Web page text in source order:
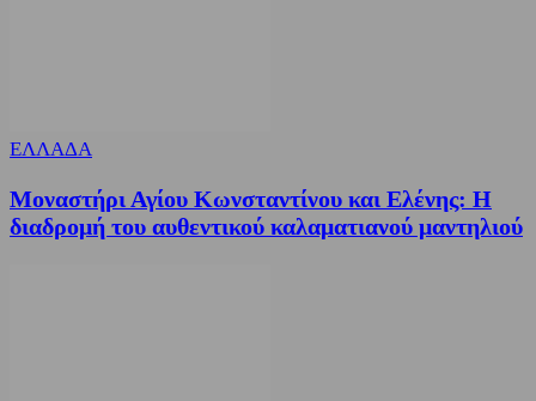
ΕΛΛΑΔΑ
Μοναστήρι Αγίου Κωνσταντίνου και Ελένης: Η
διαδρομή του αυθεντικού καλαματιανού μαντηλιού